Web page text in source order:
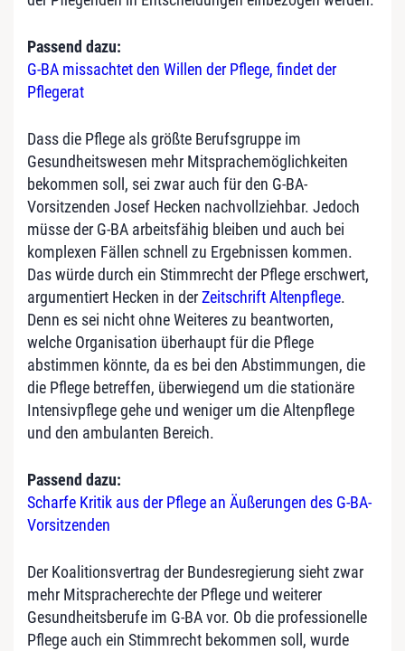
Passend dazu:
G-BA missachtet den Willen der Pflege, findet der
Pflegerat
Dass die Pflege als größte Berufsgruppe im
Gesundheitswesen mehr Mitsprachemöglichkeiten
bekommen soll, sei zwar auch für den G-BA-
Vorsitzenden Josef Hecken nachvollziehbar. Jedoch
müsse der G-BA arbeitsfähig bleiben und auch bei
komplexen Fällen schnell zu Ergebnissen kommen.
Das würde durch ein Stimmrecht der Pflege erschwert,
argumentiert Hecken in derZeitschrift Altenpflege.
Denn es sei nicht ohne Weiteres zu beantworten,
welche Organisation überhaupt für die Pflege
abstimmen könnte, da es bei den Abstimmungen, die
die Pflege betreffen, überwiegend um die stationäre
Intensivpflege gehe und weniger um die Altenpflege
und den ambulanten Bereich.
Passend dazu:
Scharfe Kritik aus der Pflege an Äußerungen des G-BA-
Vorsitzenden
Der Koalitionsvertrag der Bundesregierung sieht zwar
mehr Mitspracherechte der Pflege und weiterer
Gesundheitsberufe im G-BA vor. Ob die professionelle
Pflege auch ein Stimmrecht bekommen soll, wurde